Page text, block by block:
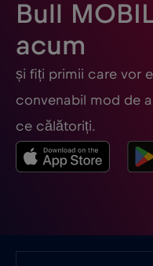
Bull
acum
și fiți primii care vor
convenabil mod de
ce călătoriți.